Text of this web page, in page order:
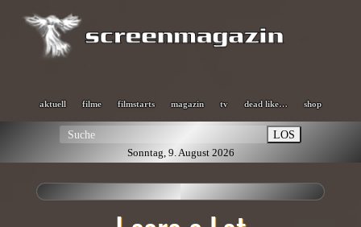
aktuell filme filmstarts magazin tv dead like… shop
LOS
Sonntag, 9. August 2026